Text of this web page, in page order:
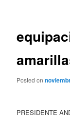
Posted on
PRESIDENTE